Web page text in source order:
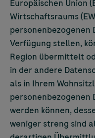
Europäischen Union
Wirtschaftsraums
personenbezogenen
Verfügung stellen,
Region übermittelt
in der andere
als in Ihrem
werden können,
weniger streng sind